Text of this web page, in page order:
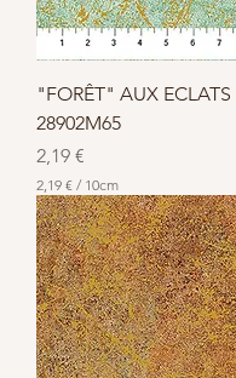
"FORÊT" AUX
28902M65
Prix
2,19 €
2,19 € / 10cm
2
,
1
9
€
p
a
r